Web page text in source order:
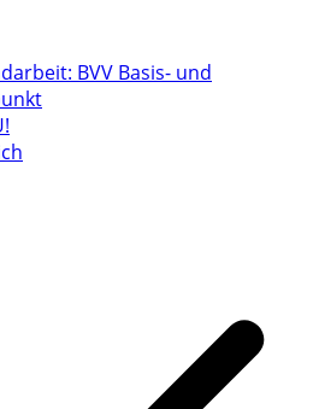
BVV Basis- und